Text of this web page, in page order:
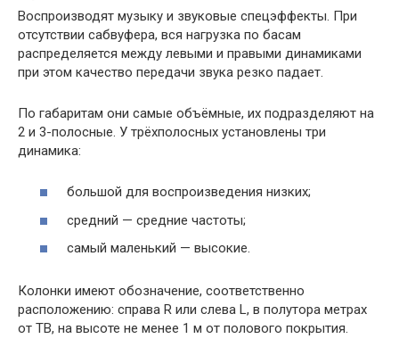
Воспроизводят музыку и звуковые спецэффекты. При
отсутствии сабвуфера, вся нагрузка по басам
распределяется между левыми и правыми динамиками
при этом качество передачи звука резко падает.
По габаритам они самые объёмные, их подразделяют на
2 и 3-полосные. У трёхполосных установлены три
динамика:
большой для воспроизведения низких;
средний — средние частоты;
самый маленький — высокие.
Колонки имеют обозначение, соответственно
расположению: справа R или слева L, в полутора метрах
от ТВ, на высоте не менее 1 м от полового покрытия.